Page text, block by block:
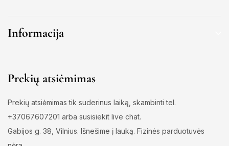
Informacija
Prekių atsiėmimas
Prekių atsiėmimas tik suderinus laiką, skambinti tel.
+37067607201 arba susisiekit live chat.
Gabijos g. 38, Vilnius. Išnešime į lauką. Fizinės parduotuvės